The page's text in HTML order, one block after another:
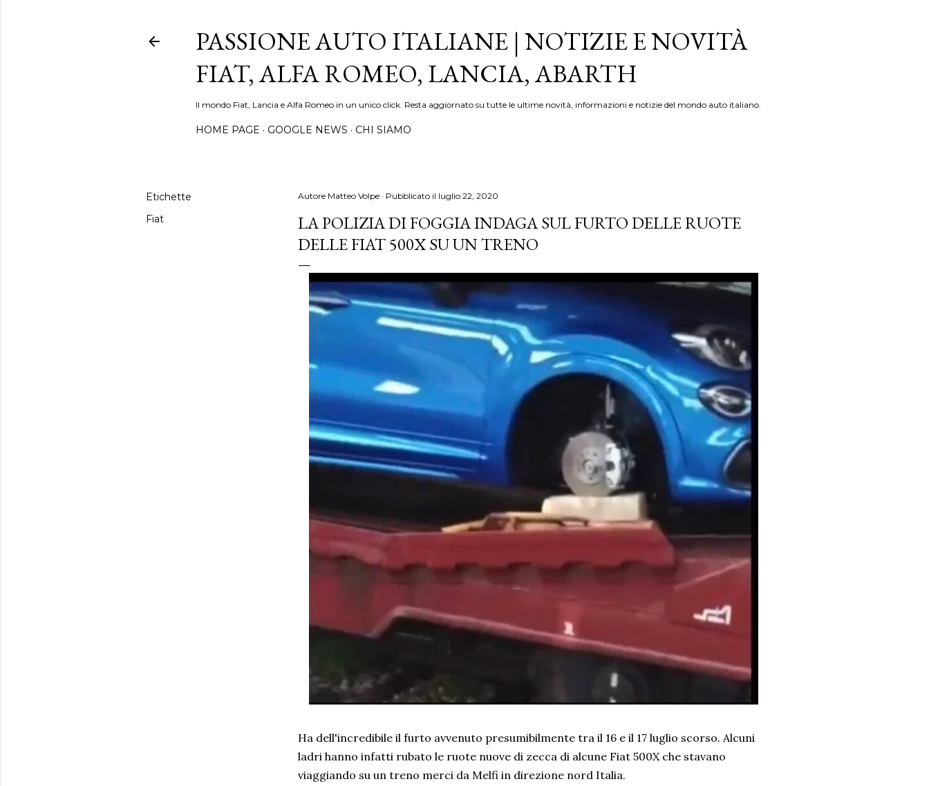
PASSIONE AUTO ITALIANE | NOTIZIE E NOVITÀ
FIAT, ALFA ROMEO, LANCIA, ABARTH
Il mondo Fiat, Lancia e Alfa Romeo in un unico click. Resta aggiornato su tutte le ultime novità, informazioni e notizie del mondo auto italiano.
HOME PAGE GOOGLE NEWS CHI SIAMO
Etichette
Fiat
Autore Matteo Volpe Pubblicato il luglio 22, 2020
LA POLIZIA DI FOGGIA INDAGA SUL FURTO DELLE RUOTE
DELLE FIAT 500X SU UN TRENO
Ha dell'incredibile il furto avvenuto presumibilmente tra il 16 e il 17 luglio scorso. Alcuni
ladri hanno infatti rubato le ruote nuove di zecca di alcune Fiat 500X che stavano
viaggiando su un treno merci da Melfi in direzione nord Italia.